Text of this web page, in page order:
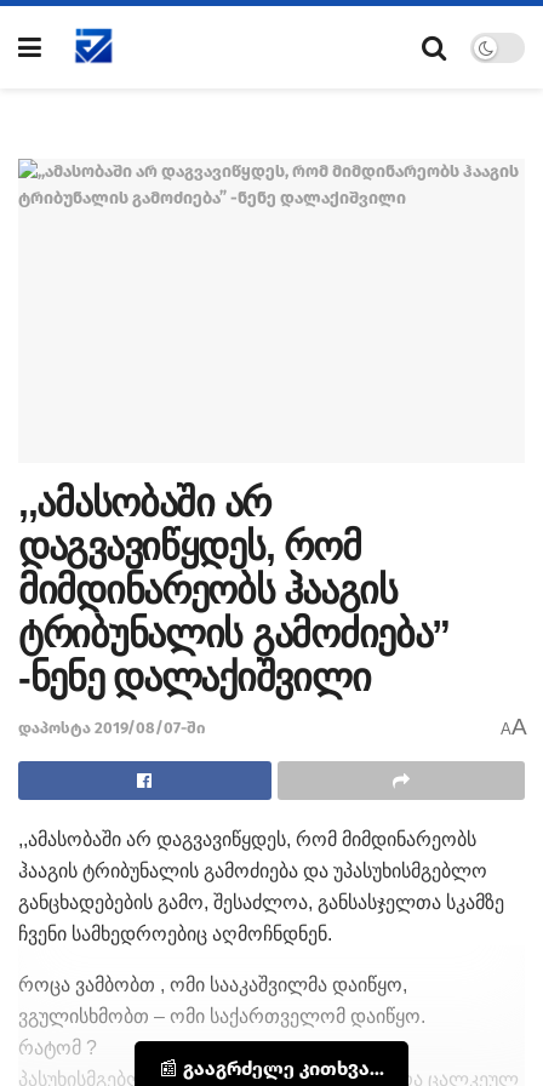
,,ამასობაში არ
დაგვავიწყდეს, რომ
მიმდინარეობს ჰააგის
ტრიბუნალის გამოძიება”
-ნენე დალაქიშვილი
დაპოსტა 2019/08/07-ში AA
,,ამასობაში არ დაგვავიწყდეს, რომ მიმდინარეობს
ჰააგის ტრიბუნალის გამოძიება და უპასუხისმგებლო
განცხადებების გამო, შესაძლოა, განსასჯელთა სკამზე
ჩვენი სამხედროებიც აღმოჩნდნენ.
როცა ვამბობთ , ომი სააკაშვილმა დაიწყო,
ვგულისხმობთ – ომი საქართველომ დაიწყო.
რატომ ?
პასუხისმგებლობა ქვეყანას ეკისრება და არა ცალკეულ
📰 გააგრძელე კითხვა...